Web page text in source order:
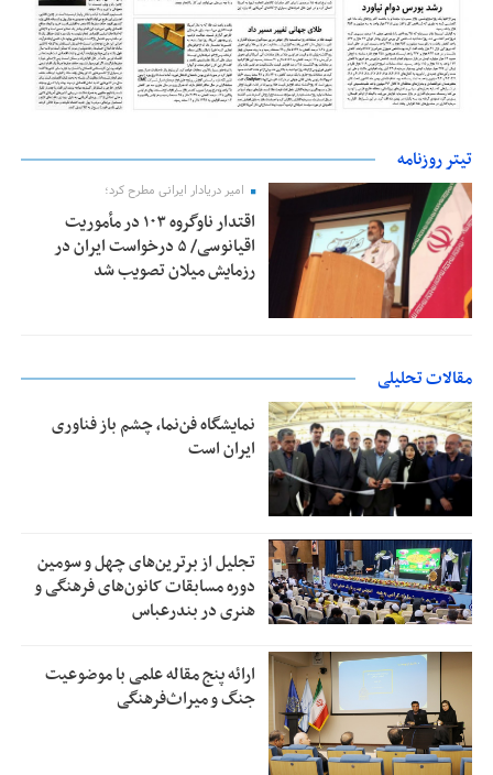
تیتر روزنامه
امیر دریادار ایرانی مطرح کرد؛
اقتدار ناوگروه ۱۰۳ در مأموریت‌
اقیانوسی/ ۵ درخواست ایران در
رزمایش میلان تصویب شد
مقالات تحلیلی
نمایشگاه فن‌نما، چشم باز فناوری
ایران است
تجلیل از بر‌ترین‌های چهل و سومین
دوره مسابقات کانون‌های فرهنگی و
هنری در بندرعباس
ارائه پنج مقاله علمی با موضوعیت
جنگ و میراث‌فرهنگی